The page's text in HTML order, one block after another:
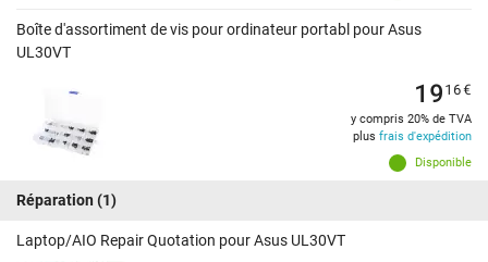
Boîte d'assortiment de vis pour ordinateur portabl pour Asus
UL30VT
Disponible
1916€
y compris 20% de TVA
plus frais d'expédition
Réparation (1)
Laptop/AIO Repair Quotation pour Asus UL30VT